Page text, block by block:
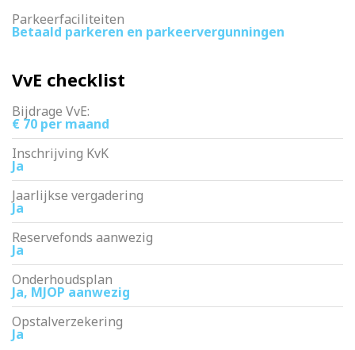
Parkeerfaciliteiten
Betaald parkeren en parkeervergunningen
VvE checklist
Bijdrage VvE:
€ 70 per maand
Inschrijving KvK
Ja
Jaarlijkse vergadering
Ja
Reservefonds aanwezig
Ja
Onderhoudsplan
Ja, MJOP aanwezig
Opstalverzekering
Ja